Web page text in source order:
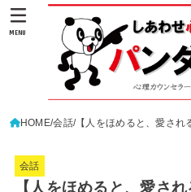
MENU
HOME 会話 【人をほめると、愛され
会話
【人をほめると、愛さ